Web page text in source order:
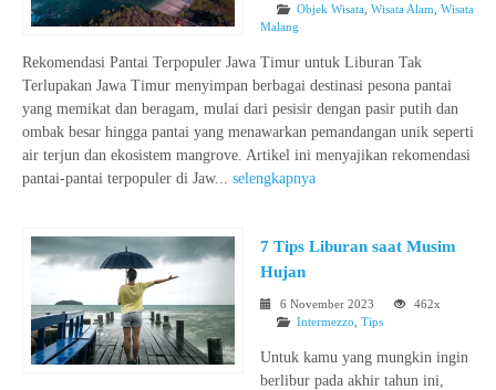
Objek Wisata Wisata Alam Wisata
Malang
Rekomendasi Pantai Terpopuler Jawa Timur untuk Liburan Tak
Terlupakan Jawa Timur menyimpan berbagai destinasi pesona pantai
yang memikat dan beragam, mulai dari pesisir dengan pasir putih dan
ombak besar hingga pantai yang menawarkan pemandangan unik seperti
air terjun dan ekosistem mangrove. Artikel ini menyajikan rekomendasi
pantai-pantai terpopuler di Jaw... selengkapnya
7 Tips Liburan saat Musim
Hujan
6 November 2023
462x
Intermezzo Tips
Untuk kamu yang mungkin ingin
berlibur pada akhir tahun ini,